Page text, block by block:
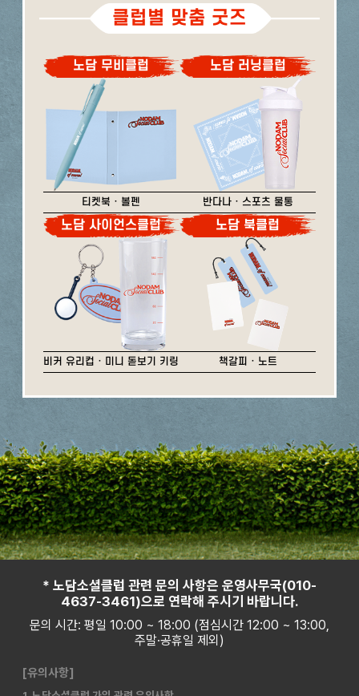
클럽별 맞춤 굿즈
노담 무비클럽
티켓북 · 볼펜
노담 러닝클럽
반다나 · 스포츠 물통
노담 사이언스클럽
비커 유리컵 · 미니 돋보기 키링
노담 북클럽
책갈피 · 노트
* 노담소셜클럽 관련 문의 사항은 운영사무국(010-
4637-3461)으로 연락해 주시기 바랍니다.
문의 시간: 평일 10:00 ~ 18:00 (점심시간 12:00 ~ 13:00,
주말·공휴일 제외)
[유의사항]